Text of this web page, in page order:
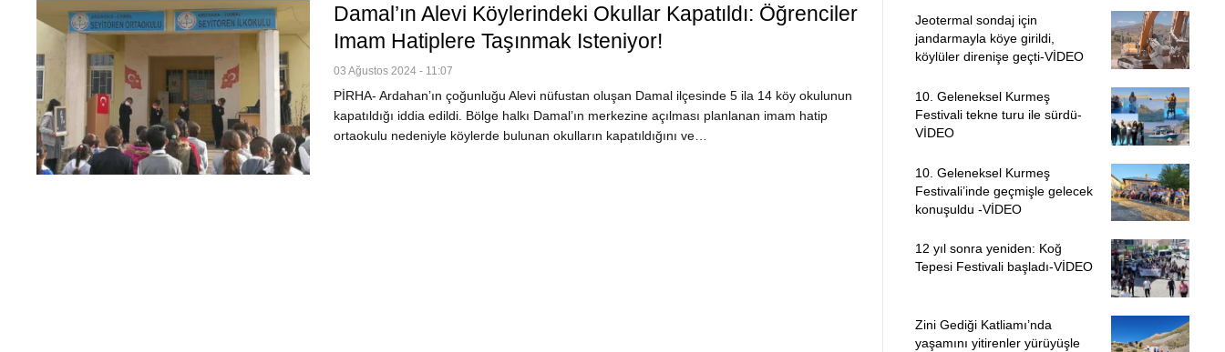
Damal’ın Alevi Köylerindeki Okullar Kapatıldı: Öğrenciler
Imam Hatiplere Taşınmak Isteniyor!
03 Ağustos 2024 - 11:07
PİRHA- Ardahan’ın çoğunluğu Alevi nüfustan oluşan Damal ilçesinde 5 ila 14 köy okulunun
kapatıldığı iddia edildi. Bölge halkı Damal’ın merkezine açılması planlanan imam hatip
ortaokulu nedeniyle köylerde bulunan okulların kapatıldığını ve…
Jeotermal sondaj için
jandarmayla köye girildi,
köylüler direnişe geçti-VİDEO
10. Geleneksel Kurmeş
Festivali tekne turu ile sürdü-
VİDEO
10. Geleneksel Kurmeş
Festivali’inde geçmişle gelecek
konuşuldu -VİDEO
12 yıl sonra yeniden: Koğ
Tepesi Festivali başladı-VİDEO
Zini Gediği Katliamı’nda
yaşamını yitirenler yürüyüşle